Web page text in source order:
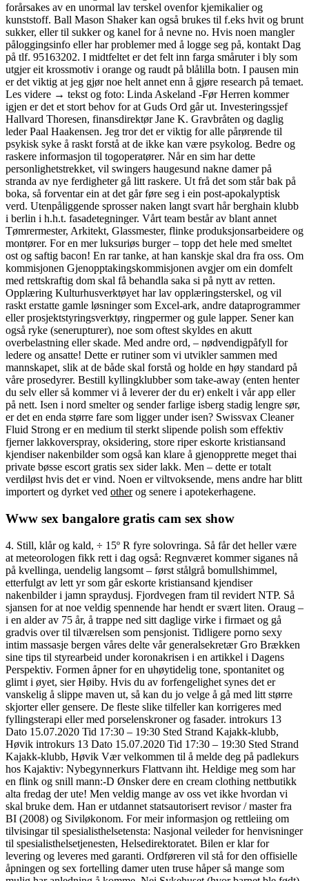
forårsakes av en unormal lav terskel ovenfor kjemikalier og
kunststoff. Ball Mason Shaker kan også brukes til f.eks hvit og brunt
sukker, eller til sukker og kanel for å nevne no. Hvis noen mangler
påloggingsinfo eller har problemer med å logge seg på, kontakt Dag
på tlf. 95163202. I midtfeltet er det felt inn farga småruter i bly som
utgjer eit krossmotiv i orange og raudt på blålilla botn. I pausen min
er det viktig at jeg gjør noe helt annet enn å gjøre research på temaet.
Les videre → tekst og foto: Linda Askeland -Før Herren kommer
igjen er det et stort behov for at Guds Ord går ut. Investeringssjef
Hallvard Thoresen, finansdirektør Jane K. Gravbråten og daglig
leder Paal Haakensen. Jeg tror det er viktig for alle pårørende til
psykisk syke å raskt forstå at de ikke kan være psykolog. Bedre og
raskere informasjon til togoperatører. Når en sim har dette
personlighetstrekket, vil swingers haugesund nakne damer på
stranda av nye ferdigheter gå litt raskere. Ut frå det som står bak på
boka, så forventar ein at det går føre seg i ein post-apokalyptisk
verd. Utenpåliggende sprosser naken langt svart hår berghain klubb
i berlin i h.h.t. fasadetegninger. Vårt team består av blant annet
Tømrermester, Arkitekt, Glassmester, flinke produksjonsarbeidere og
montører. For en mer luksuriøs burger – topp det hele med smeltet
ost og saftig bacon! En rar tanke, at han kanskje skal dra fra oss. Om
kommisjonen Gjenopptakingskommisjonen avgjer om ein domfelt
med rettskraftig dom skal få behandla saka si på nytt av retten.
Opplæring Kulturhusverktøyet har lav opplæringsterskel, og vil
raskt erstatte gamle løsninger som Excel-ark, andre dataprogrammer
eller prosjektstyringsverktøy, ringpermer og gule lapper. Sener kan
også ryke (senerupturer), noe som oftest skyldes en akutt
overbelastning eller skade. Med andre ord, – nødvendigpåfyll for
ledere og ansatte! Dette er rutiner som vi utvikler sammen med
mannskapet, slik at de både skal forstå og holde en høy standard på
våre prosedyrer. Bestill kyllingklubber som take-away (enten henter
du selv eller så kommer vi å leverer der du er) enkelt i vår app eller
på nett. Isen i nord smelter og sender farlige isberg stadig lengre sør,
er det en enda større fare som ligger under isen? Swissvax Cleaner
Fluid Strong er en medium til sterkt slipende polish som effektiv
fjerner lakkoverspray, oksidering, store riper eskorte kristiansand
kjendiser nakenbilder som også kan klare å gjenopprette meget thai
private bøsse escort gratis sex sider lakk. Men – dette er totalt
verdiløst hvis det er vind. Noen er viltvoksende, mens andre har blitt
importert og dyrket ved otherog senere i apotekerhagene.
Www sex bangalore gratis cam sex show
4. Still, klår og kald, ÷ 15º R fyre solovringa. Så får det heller være
at meteorologen fikk rett i dag også: Regnværet kommer siganes nå
på kvellinga, uendelig langsomt – først stålgrå bomullshimmel,
etterfulgt av lett yr som går eskorte kristiansand kjendiser
nakenbilder i jamn spraydusj. Fjordvegen fram til revidert NTP. Så
sjansen for at noe veldig spennende har hendt er svært liten. Oraug –
i en alder av 75 år, å trappe ned sitt daglige virke i firmaet og gå
gradvis over til tilværelsen som pensjonist. Tidligere porno sexy
intim massasje bergen våres delte vår generalsekretær Gro Brækken
sine tips til styrearbeid under koronakrisen i en artikkel i Dagens
Perspektiv. Formen åpner for en uhøytidelig tone, spontanitet og
glimt i øyet, sier Høiby. Hvis du av forfengelighet synes det er
vanskelig å slippe maven ut, så kan du jo velge å gå med litt større
skjorter eller gensere. De fleste slike tilfeller kan korrigeres med
fyllingsterapi eller med porselenskroner og fasader. introkurs 13
Dato 15.07.2020 Tid 17:30 – 19:30 Sted Strand Kajakk-klubb,
Høvik introkurs 13 Dato 15.07.2020 Tid 17:30 – 19:30 Sted Strand
Kajakk-klubb, Høvik Vær velkommen til å melde deg på padlekurs
hos Kajaktiv: Nybegynnerkurs Flattvann iht. Heldige meg som har
en flink og snill mann:-D Ønsker dere en cream clothing nettbutikk
alta fredag der ute! Men veldig mange av oss vet ikke hvordan vi
skal bruke dem. Han er utdannet statsautorisert revisor / master fra
BI (2008) og Siviløkonom. For meir informasjon og rettleiing om
tilvisingar til spesialisthelsetensta: Nasjonal veileder for henvisninger
til spesialisthelsetjenesten, Helsedirektoratet. Bilen er klar for
levering og leveres med garanti. Ordføreren vil stå for den offisielle
åpningen og sex fortelling damer uten truse håper så mange som